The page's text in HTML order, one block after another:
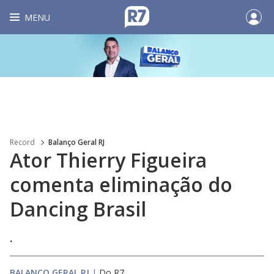
MENU
Record Balanço Geral RJ
Ator Thierry Figueira
comenta eliminação do
Dancing Brasil
.